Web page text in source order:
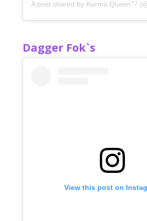
Dagger Fok`s
View this post on